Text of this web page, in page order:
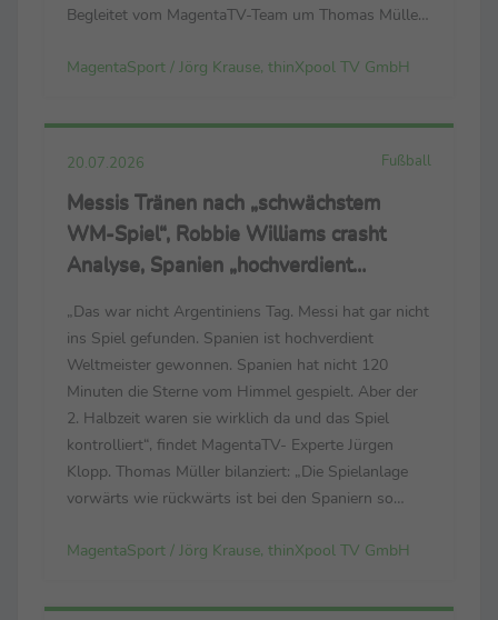
Begleitet vom MagentaTV-Team um Thomas Müller,
Bundestrainer Jürgen Klopp. (Der Link zum
MagentaSport / Jörg Krause, thinXpool TV GmbH
20.07.2026 Fußball
Messis Tränen nach „schwächstem
WM-Spiel“, Robbie Williams crasht
Analyse, Spanien „hochverdient
„Das war nicht Argentiniens Tag. Messi hat gar nicht
ins Spiel gefunden. Spanien ist hochverdient
Weltmeister gewonnen. Spanien hat nicht 120
Minuten die Sterne vom Himmel gespielt. Aber der
2. Halbzeit waren sie wirklich da und das Spiel
kontrolliert“, findet MagentaTV- Experte Jürgen
Klopp. Thomas Müller bilanziert: „Die Spielanlage
vorwärts wie rückwärts ist bei den Spaniern so
und Technik. Sie spielen mit allem.“ Luis de la ...
MagentaSport / Jörg Krause, thinXpool TV GmbH